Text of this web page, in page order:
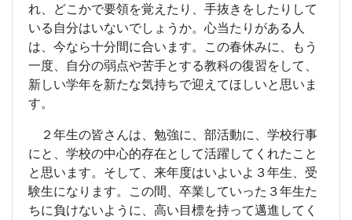
れ、どこかで要領を覚えたり、手抜きをしたりして
いる自分はいないでしょうか。心当たりがある人
は、今なら十分間に合います。この春休みに、もう
一度、自分の弱点や苦手とする教科の復習をして、
新しい学年を新たな気持ちで迎えてほしいと思いま
す。
２年生の皆さんは、勉強に、部活動に、学校行事
にと、学校の中心的存在として活躍してくれたこと
と思います。そして、来年度はいよいよ３年生、受
験生になります。この間、卒業していった３年生た
ちに負けないように、高い目標を持って邁進してく